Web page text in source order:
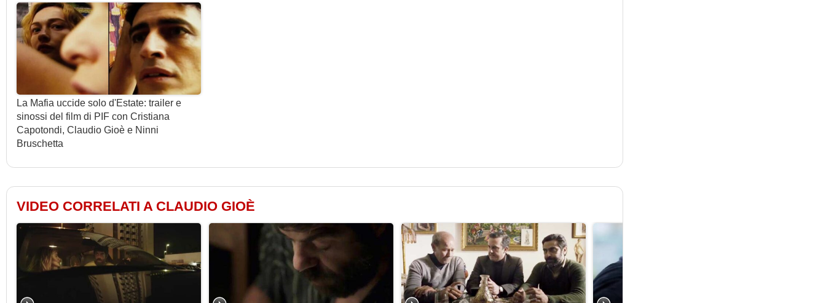
La Mafia uccide solo d'Estate: trailer e
sinossi del film di PIF con Cristiana
Capotondi, Claudio Gioè e Ninni
Bruschetta
VIDEO CORRELATI A CLAUDIO GIOÈ